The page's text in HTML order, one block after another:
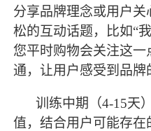
分享品牌理念或用户
松的互动话题，比如“
您平时购物会关注这一
通，让用户感受到品牌
训练中期（4-15天
值，结合用户可能存